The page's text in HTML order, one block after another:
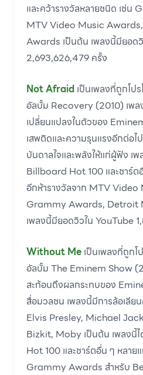
และคว้ารางวัลหลายชนิด เช่น
MTV Video Music
Awards เป็นต้น เพลงนี้มียอด
2,693,626,479 ครั้ง
Not Afraid เป็นเพลงที่ถูกโป
อัลบั้ม Recovery (2010) เพล
เปลี่ยนแปลงในตัวของ
เสพติดและความรุนแรงอีกต่อไ
บันดาลใจและพลังให้แก่ผู้ฟัง เ
Billboard Hot 100 และชาร์ต
อีกห้ารางวัลจาก MTV
Grammy Awards, Detroit
เพลงนี้มียอดวิวใน YouTube
Without Me เป็นเพลงที่ถูกโ
อัลบั้ม The Eminem Show
สะท้อนถึงผลกระทบของ
สื่อมวลชน เพลงนี้มีการล้อเลีย
Elvis Presley, Michael
Bizkit, Moby เป็นต้น เพลงนี้
Hot 100 และชาร์ตอื่น ๆ หลาย
Grammy Awards สำหรับ